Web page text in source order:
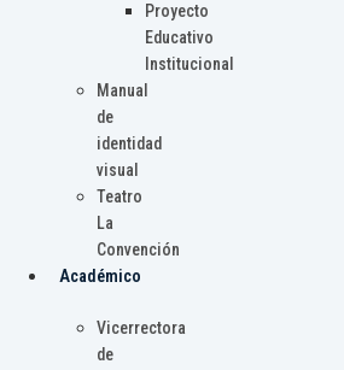
Proyecto
Educativo
Institucional
Manual
de
identidad
visual
Teatro
La
Convención
Académico
Vicerrectora
de